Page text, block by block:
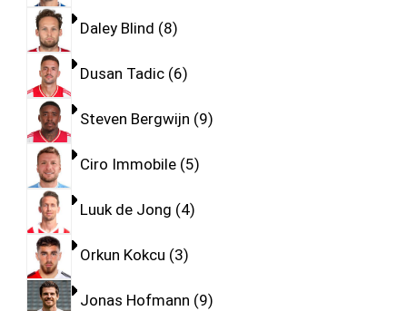
Daley Blind 8
Dusan Tadic 6
Steven Bergwijn 9
Ciro Immobile 5
Luuk de Jong 4
Orkun Kokcu 3
Jonas Hofmann 9